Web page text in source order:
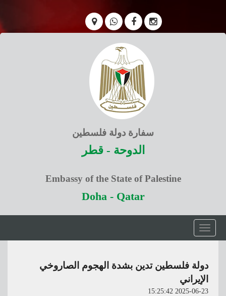
سفارة دولة فلسطين
الدوحة - قطر
Embassy of the State of Palestine
Doha - Qatar
Toggle
navigation
دولة فلسطين تدين بشدة الهجوم الصاروخي
الإيراني
2025-06-23 15:25:42